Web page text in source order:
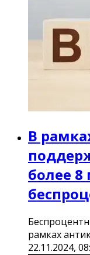
В
более
рамках
22.11.2024,